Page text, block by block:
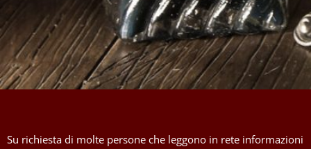
Su richiesta di molte persone che leggono in rete informazioni